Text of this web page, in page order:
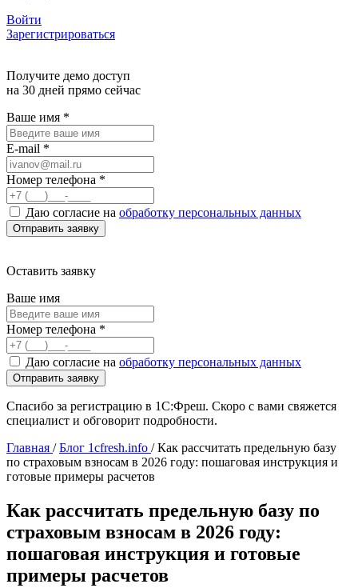
Войти
Зарегистрироваться
Получите демо доступ
на 30 дней прямо сейчас
Ваше имя *
E-mail *
Номер телефона *
Даю согласие на обработку персональных данных
Оставить заявку
Ваше имя
Номер телефона *
Даю согласие на обработку персональных данных
Спасибо за регистрацию в 1С:Фреш. Скоро с вами свяжется
специалист и обговорит подробности.
Главная /Блог 1cfresh.info /Как рассчитать предельную базу
по страховым взносам в 2026 году: пошаговая инструкция и
готовые примеры расчетов
Как рассчитать предельную базу по
страховым взносам в 2026 году:
пошаговая инструкция и готовые
примеры расчетов